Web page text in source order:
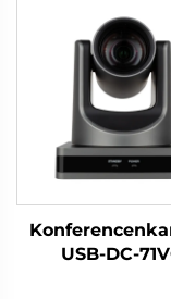
USB-DC-